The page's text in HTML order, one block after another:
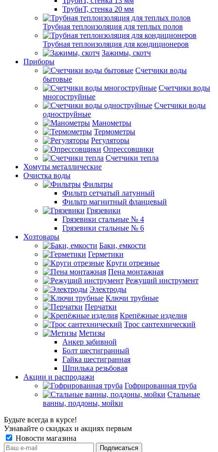
ТрубиТ, стенка 20 мм
Трубная теплоизоляция для теплых полов
Трубная теплоизоляция для кондиционеров
Зажимы, скотч
Приборы
Счетчики воды
бытовые
Счетчики воды
многоструйные
Счетчики воды
одноструйные
Манометры
Термометры
Регуляторы
Опрессовщики
Счетчики тепла
Хомуты металлические
Очистка воды
Фильтры
Фильтр сетчатый латунный
Фильтр магнитный фланцевый
Грязевики
Грязевики стальные № 4
Грязевики стальные № 6
Хозтовары
Баки, емкости
Герметики
Круги отрезные
Пена монтажная
Режущий инструмент
Электроды
Ключи трубные
Перчатки
Крепёжные изделия
Трос сантехнический
Метизы
Анкер забивной
Болт шестигранный
Гайка шестигранная
Шпилька резьбовая
Акции и распродажи
Гофрированная труба
Стальные
ванны, поддоны, мойки
Будьте всегда в курсе!
Узнавайте о скидках и акциях первым
Новости магазина